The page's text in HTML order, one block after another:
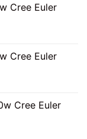
Cree Euler
Cree Euler
Cree Euler